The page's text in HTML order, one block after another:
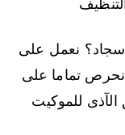
نعمل على
تماما على
الآذى للموكيت